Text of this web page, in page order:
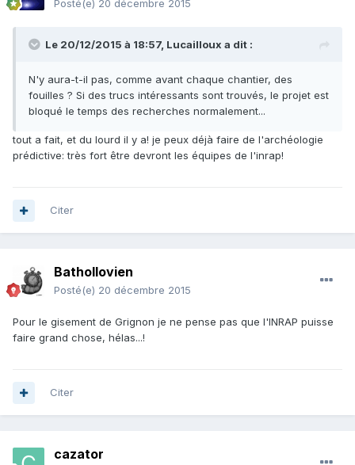
Posté(e) 20 décembre 2015
Le 20/12/2015 à 18:57, Lucailloux a dit :
N'y aura-t-il pas, comme avant chaque chantier, des
fouilles ? Si des trucs intéressants sont trouvés, le projet est
bloqué le temps des recherches normalement...
tout a fait, et du lourd il y a! je peux déjà faire de l'archéologie
prédictive: très fort être devront les équipes de l'inrap!
Citer
Bathollovien
Posté(e) 20 décembre 2015
Pour le gisement de Grignon je ne pense pas que l'INRAP puisse
faire grand chose, hélas...!
Citer
cazator